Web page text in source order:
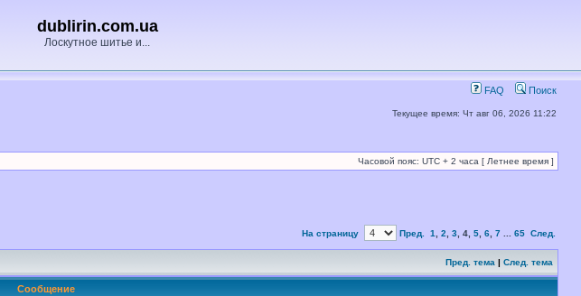
dublirin.com.ua
Лоскутное шитье и...
FAQ Поиск
Текущее время: Чт авг 06, 2026 11:22
Часовой пояс: UTC + 2 часа [ Летнее время ]
На страницу Пред. 1 2 3 4 5 6 7 65 След.
Пред. тема | След. тема
Сообщение